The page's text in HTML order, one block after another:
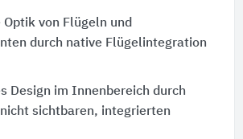
Optik von Flügeln und
durch native Flügelintegration
Design im Innenbereich durch
sichtbaren, integrierten